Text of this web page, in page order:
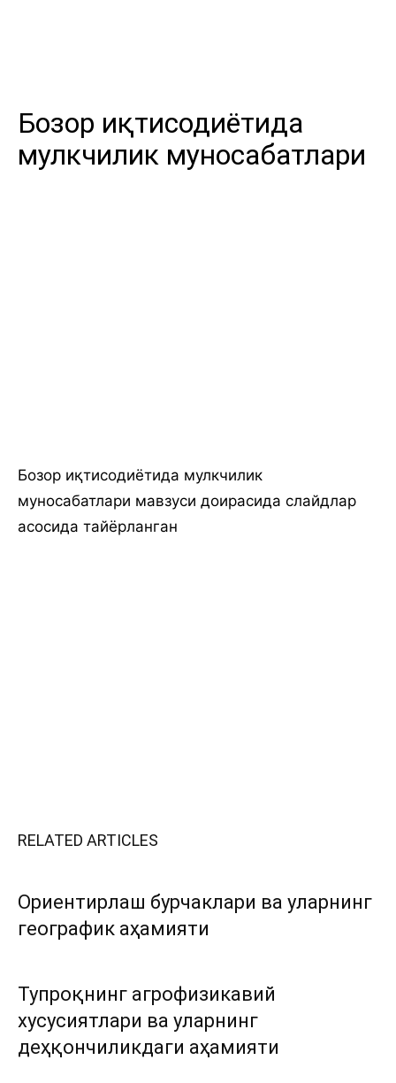
Бозор иқтисодиётида
мулкчилик муносабатлари
Бозор иқтисодиётида мулкчилик
муносабатлари мавзуси доирасида слайдлар
асосида тайёрланган
RELATED ARTICLES
Ориентирлаш бурчаклари ва уларнинг
географик аҳамияти
Тупроқнинг агрофизикавий
хусусиятлари ва уларнинг
деҳқончиликдаги аҳамияти